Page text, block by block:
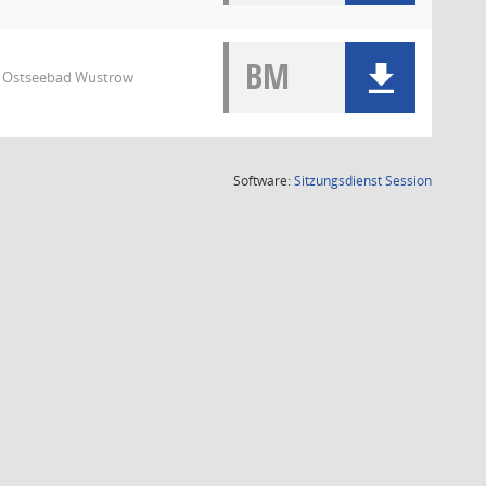
Wustrow BM
Software:SitzungsdienstSession(Wird in